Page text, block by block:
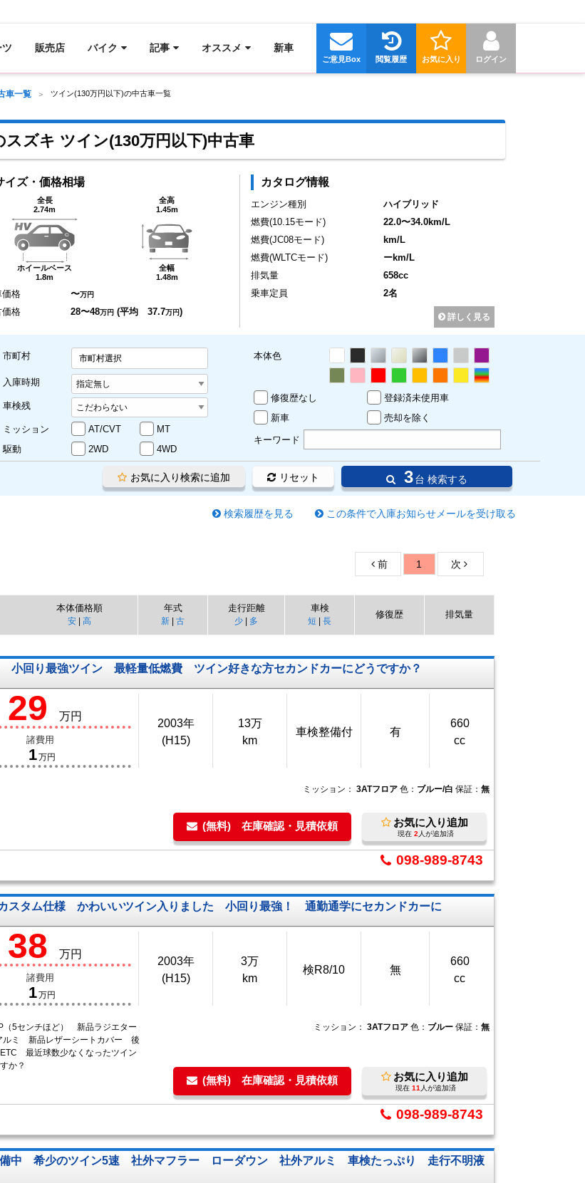
販売店 バイク 記事 オススメ 新車
ログイン
お気に入り
閲覧履歴
ご意見Box
車一覧 ツイン(130万円以下)の中古車一覧
スズキ ツイン(130万円以下)中古車
イズ・価格相場
全長
2.74m
ホイールベース
1.8m
全高
1.45m
全幅
1.48m
価格 〜万円
価格 28〜48万円 (平均 37.7万円)
カタログ情報
エンジン種別
ハイブリッド
燃費(10.15モード)
22.0〜34.0km/L
燃費(JC08モード)
km/L
燃費(WLTCモード)
ーkm/L
排気量
658cc
乗車定員
2名
詳しく見る
市町村 市町村選択
入庫時期
車検残
ミッション AT/CVT
MT
駆動
2WD 4WD
本体色
修復歴なし
登録済未使用車
新車
売却を除く
キーワード
3台 検索する
リセット
お気に入り検索に追加
この条件で入庫お知らせメールを受け取る
検索履歴を見る
前 1 次
本体価格順
安| 高
年式
新 | 古
走行距離
少 | 多
車検
短 | 長
修復歴 排気量
回り最強ツイン 最軽量低燃費 ツイン好きな方セカンドカーにどうですか？
29 万円
諸費用
1万円
2003年
(H15)
13万
km
車検整備付 有
660
cc
ミッション： 3ATフロア 色： ブルー/白 保証： 無
(無料) 在庫確認・見積依頼 お気に入り追加
現在 2 人が追加済
098-989-8743
スタム仕様 かわいいツイン入りました 小回り最強！ 通勤通学にセカンドカーに
38 万円
諸費用
1万円
2003年
(H15)
3万
km
検R8/10 無
660
cc
（5センチほど） 新品ラジエター
ルミ 新品レザーシートカバー 後
最近球数少なくなったツイン
か？
ミッション： 3ATフロア 色： ブルー 保証： 無
(無料) 在庫確認・見積依頼 お気に入り追加
現在 11 人が追加済
098-989-8743
中 希少のツイン5速 社外マフラー ローダウン 社外アルミ 車検たっぷり 走行不明液